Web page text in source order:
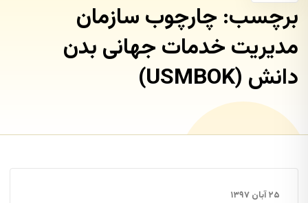
برچسب: چارچوب سازمان
مدیریت خدمات جهانی بدن
دانش (USMBOK)
۲۵ آبان ۱۳۹۷